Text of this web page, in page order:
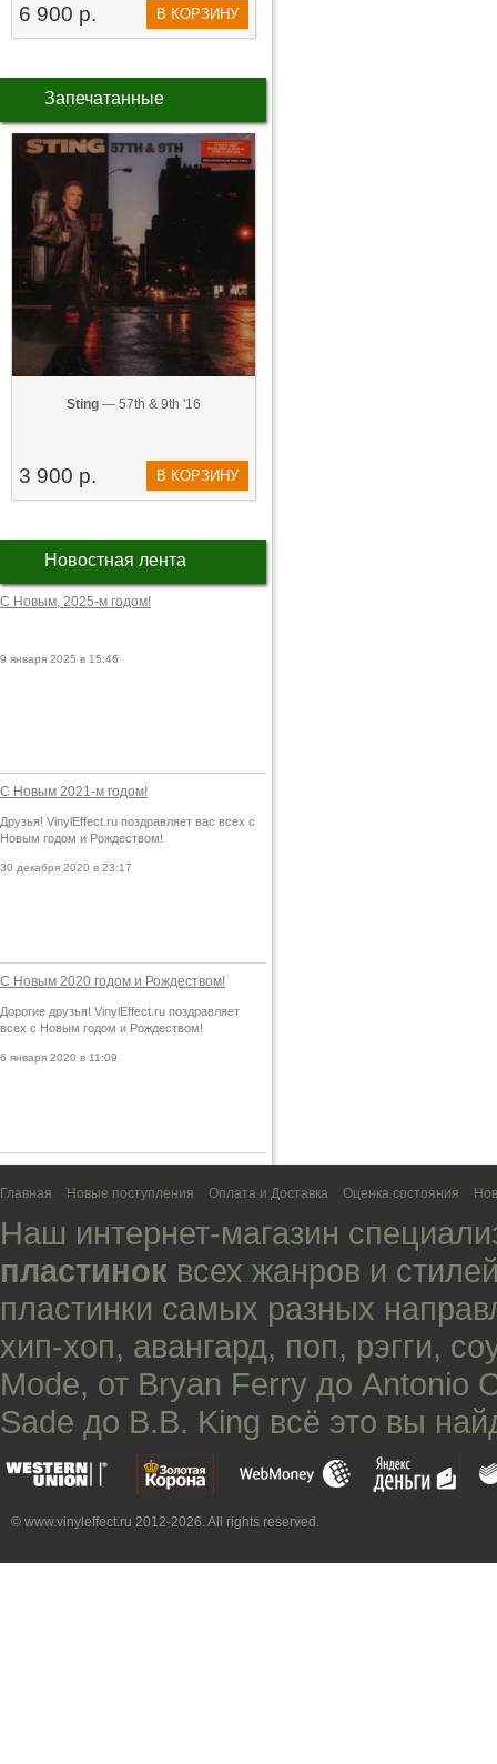
6 900 р. В КОРЗИНУ
Запечатанные
Sting — 57th & 9th '16
3 900 р. В КОРЗИНУ
Новостная лента
С Новым, 2025-м годом!
9 января 2025 в 15:46
С Новым 2021-м годом!
Друзья! VinylEffect.ru поздравляет вас всех с
Новым годом и Рождеством!
30 декабря 2020 в 23:17
С Новым 2020 годом и Рождеством!
Дорогие друзья! VinylEffect.ru поздравляет
всех с Новым годом и Рождеством!
6 января 2020 в 11:09
Главная Новые поступления Оплата и Доставка Оценка состояния
Наш интернет-магазин
пластинок всех жанров и
пластинки самых разных
хип-хоп, авангард, поп, рэгги,
Mode, от Bryan Ferry до Antonio
Sade до B.B. King всё это вы
© www.vinyleffect.ru 2012-2026. All rights reserved.